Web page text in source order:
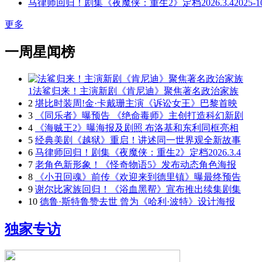
马律师回归！剧集《夜魔侠：重生2》定档2026.3.42025-
更多
一周星闻榜
1法鲨归来！主演新剧《肯尼迪》聚焦著名政治家族
2 堪比时装周!金·卡戴珊主演《诉讼女王》巴黎首映
3
《同乐者》曝预告 《绝命毒师》主创打造科幻新剧
4
《海贼王2》曝海报及剧照 布洛基和东利同框亮相
5 经典美剧《越狱》重启！讲述同一世界观全新故事
6 马律师回归！剧集《夜魔侠：重生2》定档2026.3.4
7 老角色新形象！《怪奇物语5》发布动态角色海报
8
《小丑回魂》前传《欢迎来到德里镇》曝最终预告
9 谢尔比家族回归！《浴血黑帮》宣布推出续集剧集
10 德鲁·斯特鲁赞去世 曾为《哈利·波特》设计海报
独家专访